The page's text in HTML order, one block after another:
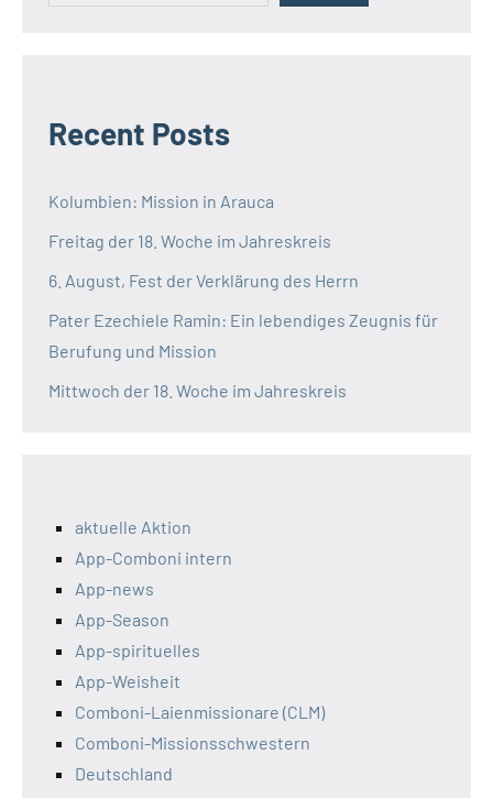
Recent Posts
Kolumbien: Mission in Arauca
Freitag der 18. Woche im Jahreskreis
6. August, Fest der Verklärung des Herrn
Pater Ezechiele Ramin: Ein lebendiges Zeugnis für
Berufung und Mission
Mittwoch der 18. Woche im Jahreskreis
aktuelle Aktion
App-Comboni intern
App-news
App-Season
App-spirituelles
App-Weisheit
Comboni-Laienmissionare (CLM)
Comboni-Missionsschwestern
Deutschland